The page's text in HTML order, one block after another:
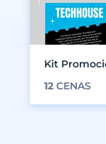
Kit
12 CENAS